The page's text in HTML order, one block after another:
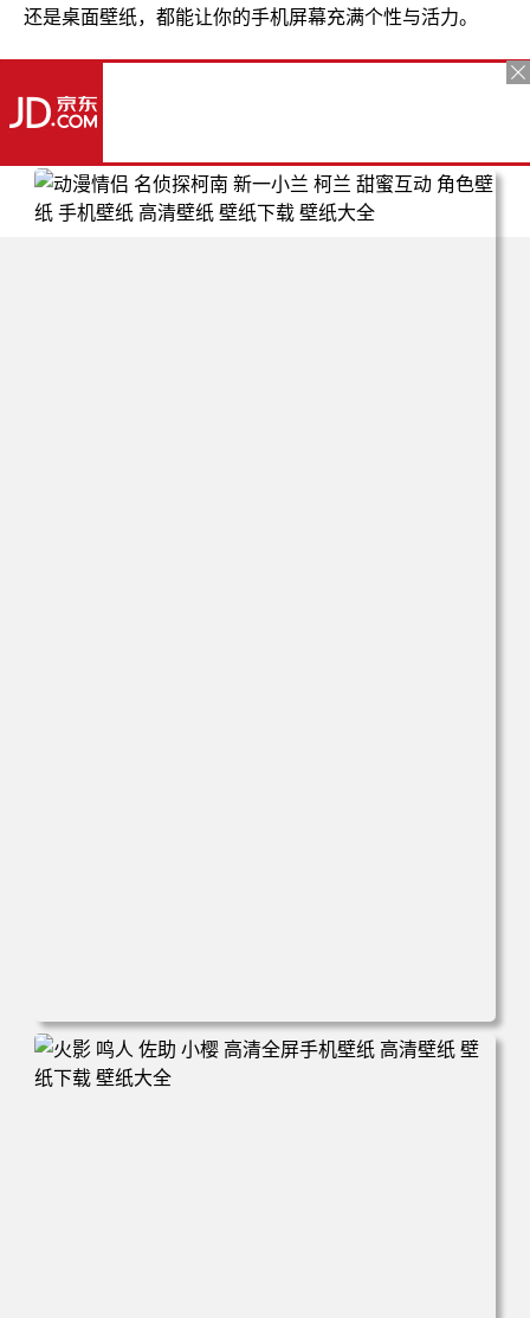
还是桌面壁纸，都能让你的手机屏幕充满个性与活力。
更多推荐
电脑壁纸 动漫情侣 名侦探柯南 新一小兰 柯兰 甜蜜互动 角
色壁纸 手机壁纸 高清壁纸 壁纸下载 壁纸大全